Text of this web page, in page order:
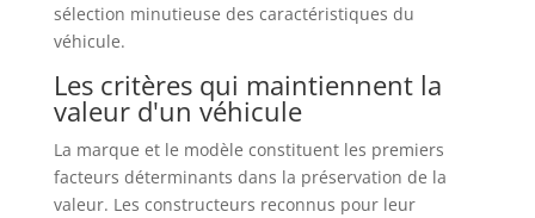
sélection minutieuse des caractéristiques du
véhicule.
Les critères qui maintiennent la
valeur d'un véhicule
La marque et le modèle constituent les premiers
facteurs déterminants dans la préservation de la
valeur. Les constructeurs reconnus pour leur